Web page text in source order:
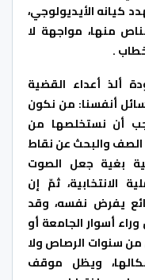
كيانه الأيديولوجي،
منها، مواجهة ﻻ
.
ألذ أعداء القضية
أنفسنا: من نكون
أن نستخلصها من
الصف والبحث عن نقاط
بغية جعل الصوت
الانتخابية، ثمّ إن
يفرض نفسه، وقد
أسوار الجامعة أو
سنوات الرصاص وﻻ
ويظل موقف